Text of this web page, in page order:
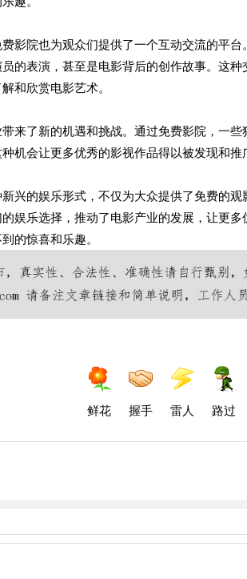
影院也为观众们提供了一个互动交流的平
的表演，甚至是电影背后的创作故事。这
和欣赏电影艺术。
来了新的机遇和挑战。通过免费影院，一
机会让更多优秀的影视作品得以被发现和推
兴的娱乐形式，不仅为大众提供了免费的
娱乐选择，推动了电影产业的发展，让更
的惊喜和乐趣。
鲜花 握手 雷人 路过